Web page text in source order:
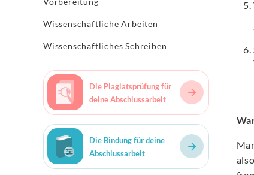
Wissenschaftliche Arbeiten
Wissenschaftliches Schreiben
Die Plagiatsprüfung für
deine Abschlussarbeit
Die Bindung für deine
Abschlussarbeit